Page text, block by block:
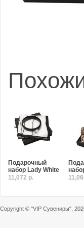
Подарочный
набор Lady White
11,072 р.
Copyright © "VIP Сувениры" ,